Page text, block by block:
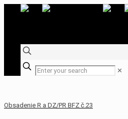
✕
Obsadenie R a DZ/PR BFZ č.23